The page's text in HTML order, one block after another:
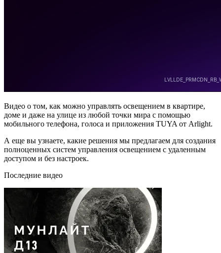
Видео о том, как можно управлять освещением в квартире,
доме и даже на улице из любой точки мира с помощью
мобильного телефона, голоса и приложения TUYA от Arlight.
А еще вы узнаете, какие решения мы предлагаем для создания
полноценных систем управления освещением с удаленным
доступом и без настроек.
Последние видео